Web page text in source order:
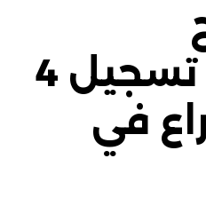
السرطان.. تسجيل 4
في